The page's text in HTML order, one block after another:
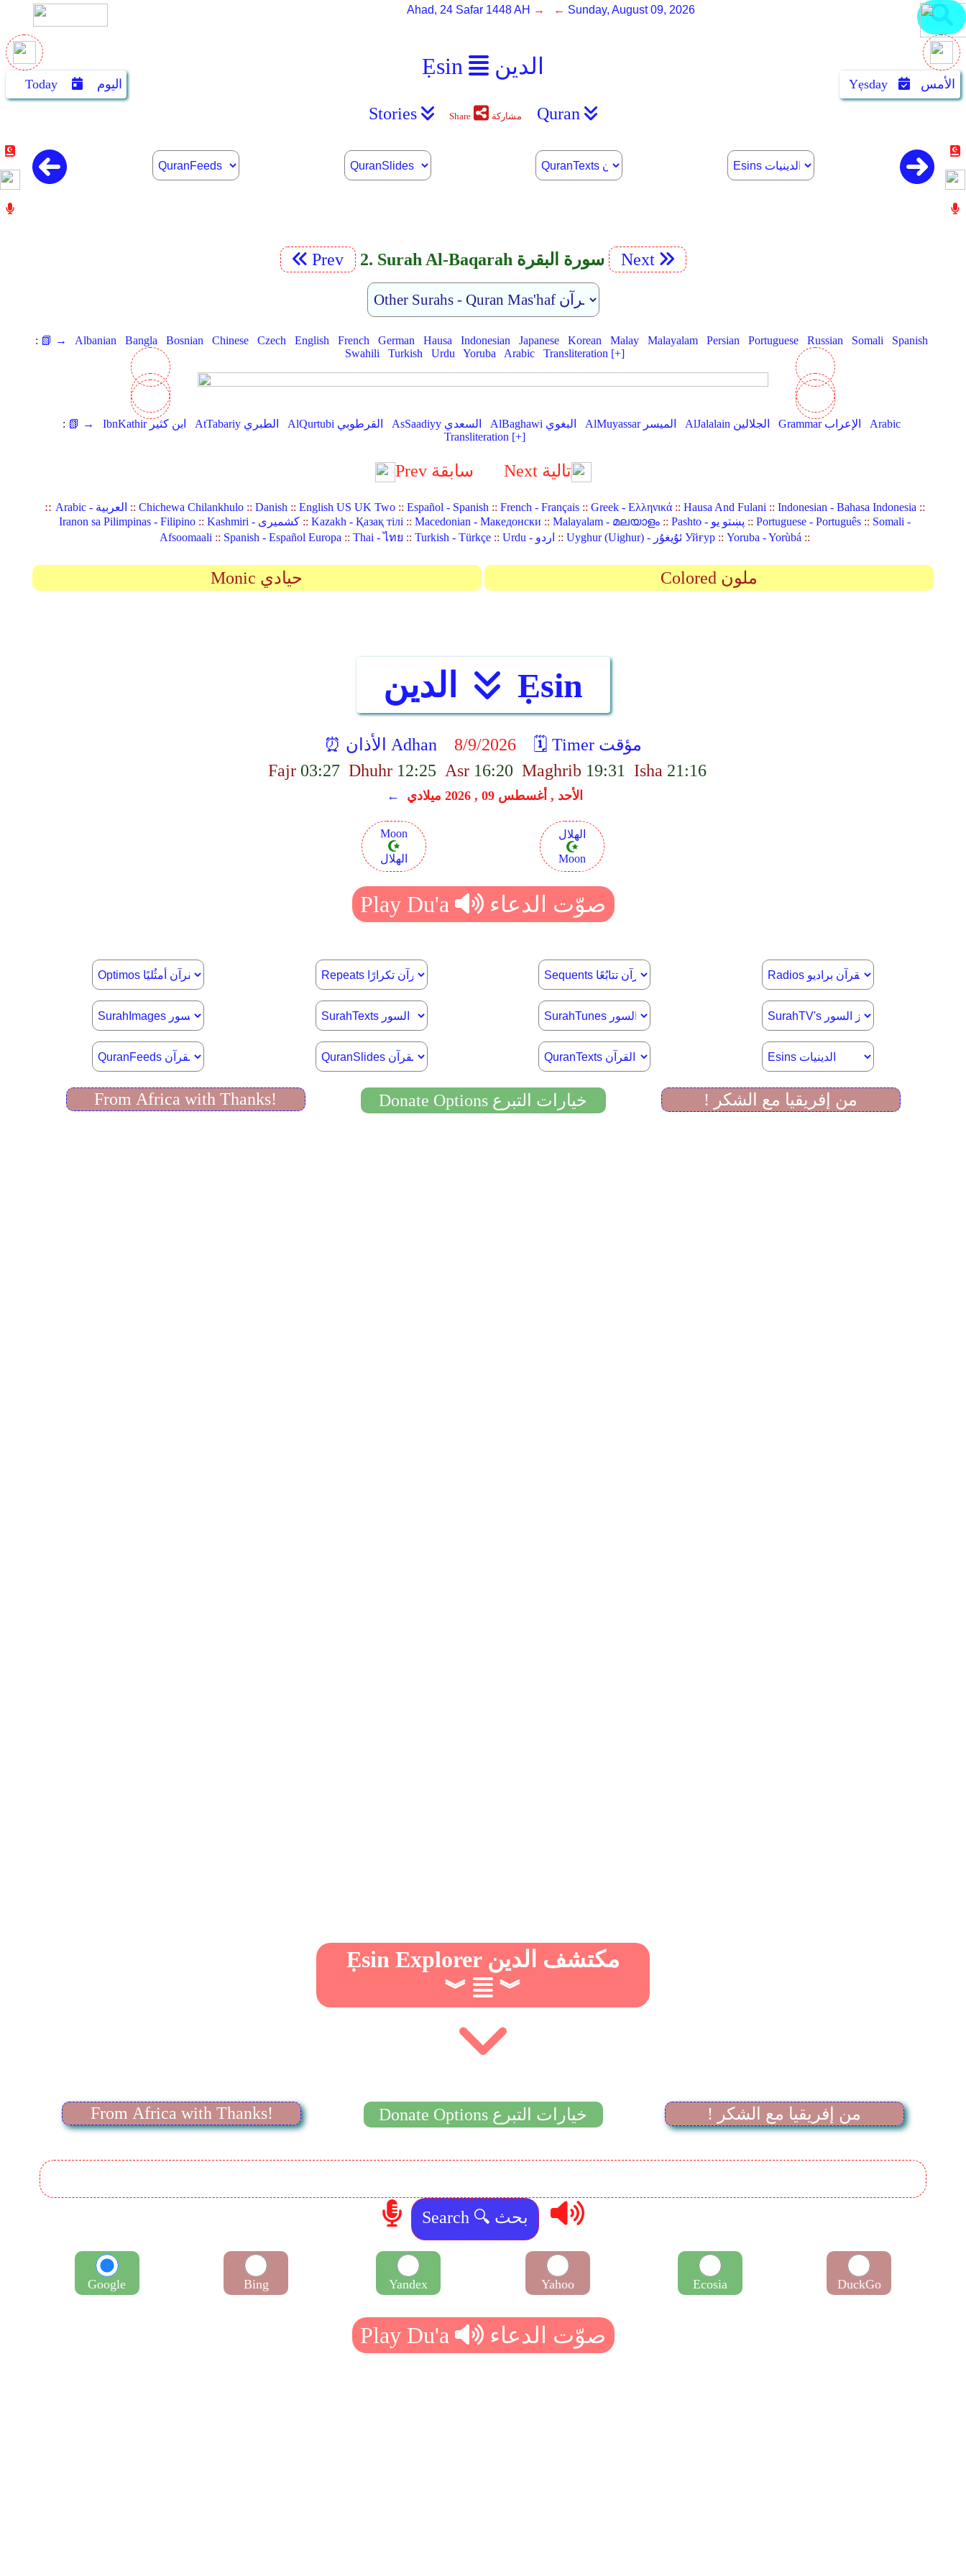
Ẹsin الدين
Ahad, 24 Safar 1448 AH → ← Sunday, August 09, 2026
Today اليوم Yẹsday الأمس
Stories Share مشاركة Quran
Prev 2. Surah Al-Baqarah سورة البقرة Next
: 📗 → Albanian Bangla Bosnian Chinese Czech English French German Hausa Indonesian Japanese Korean Malay Malayalam Persian Portuguese Russian Somali
Spanish
Swahili
Turkish Urdu Yoruba Arabic Transliteration [+]
: 📗 → IbnKathir ابن كثير AtTabariy الطبري AlQurtubi القرطوبي AsSaadiyy السعدي AlBaghawi البغوي AlMuyassar الميسر AlJalalain الجلالين Grammar الإعراب
Arabic
Transliteration [+]
Prev سابقة Next تالية
:: Arabic - العربية :: Chichewa Chilankhulo:: Danish:: English US UK Two:: Español - Spanish:: French - Français:: Greek - Ελληνικά:: Hausa And Fulani:: Indonesian - Bahasa Indonesia::
Iranon sa Pilimpinas - Filipino:: Kashmiri - کشمیری:: Kazakh - Қазақ тілі:: Macedonian - Македонски :: Malayalam - മലയാളം:: Pashto - پښتو یو :: Portuguese - Português:: Somali -
Afsoomaali:: Spanish - Español Europa:: Thai - ไทย :: Turkish - Türkçe:: Urdu - اردو :: Uyghur (Uighur) - ئۇيغۇر Уйғур:: Yoruba - Yorùbá::
Monic حيادي Colored ملون
Ẹsin
Ẹsin Explorer مكتشف الدين
︾
︾
From Africa with Thanks! Donate Options خيارات التبرع ! من إفريقيا مع الشكر
Google Bing Yandex Yahoo Ecosia DuckGo